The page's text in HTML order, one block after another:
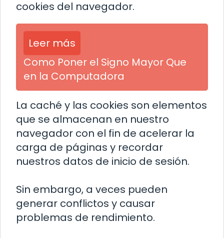
cookies del navegador.
Leer más
Como Poner el Signo Mayor Que
en la Computadora
La caché y las cookies son elementos
que se almacenan en nuestro
navegador con el fin de acelerar la
carga de páginas y recordar
nuestros datos de inicio de sesión.
Sin embargo, a veces pueden
generar conflictos y causar
problemas de rendimiento.